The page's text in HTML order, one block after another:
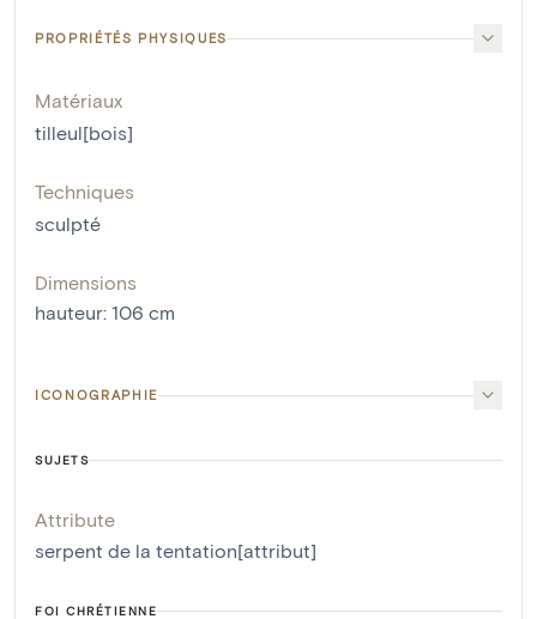
PROPRIÉTÉS PHYSIQUES
Matériaux
tilleul[bois]
Techniques
sculpté
Dimensions
hauteur: 106 cm
ICONOGRAPHIE
SUJETS
Attribute
serpent de la tentation[attribut]
FOI CHRÉTIENNE